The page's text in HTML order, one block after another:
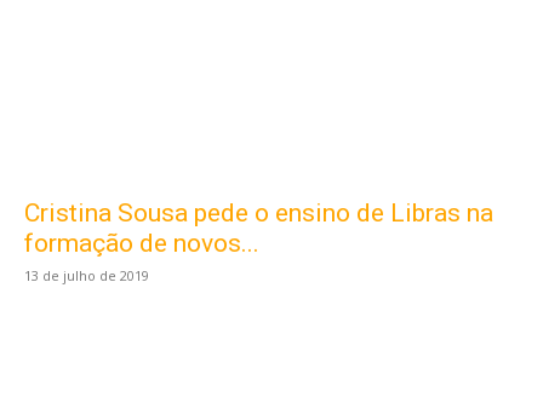
Cristina Sousa pede o ensino de Libras na
formação de novos...
13 de julho de 2019
Este site usa cookies para garantir que você
obtenha a melhor experiência em nosso site.